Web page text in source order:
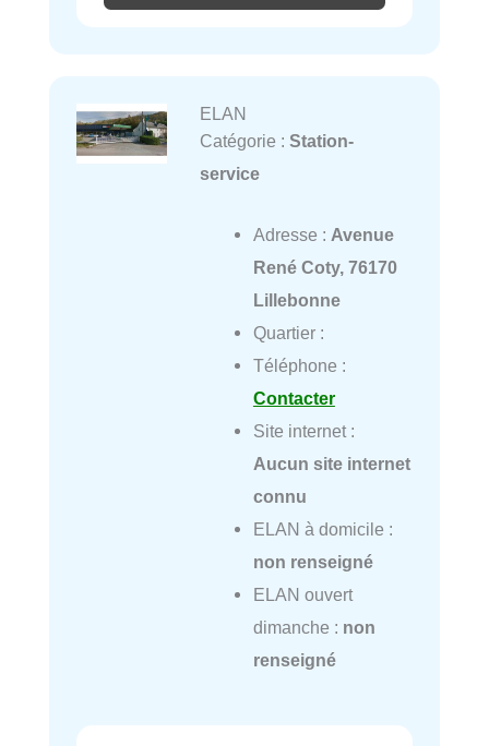
ELAN
Catégorie : Station-
service
Adresse : Avenue
René Coty, 76170
Lillebonne
Quartier :
Téléphone :
Contacter
Site internet :
Aucun site internet
connu
ELAN à domicile :
non renseigné
ELAN ouvert
dimanche : non
renseigné